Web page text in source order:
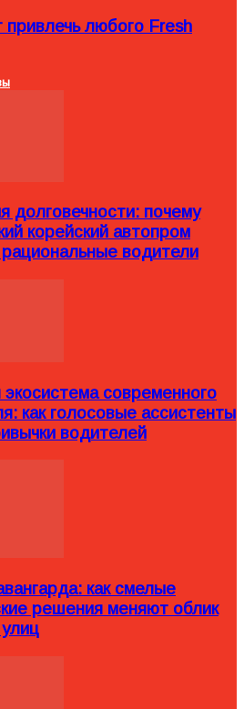
любого Fresh
долговечности: почему
корейский автопром
водители
современного
как голосовые ассистенты
водителей
как смелые
решения меняют облик